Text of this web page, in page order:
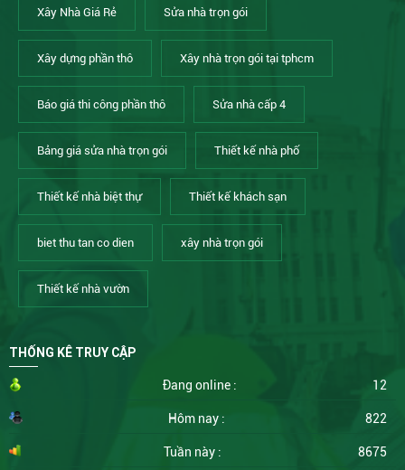
Xây Nhà Giá Rẻ Sửa nhà trọn gói
Xây dựng phần thô Xây nhà trọn gói tại tphcm
Báo giá thi công phần thô Sửa nhà cấp 4
Bảng giá sửa nhà trọn gói Thiết kế nhà phố
Thiết kế nhà biệt thự Thiết kế khách sạn
biet thu tan co dien xây nhà trọn gói
Thiết kế nhà vườn
THỐNG KÊ TRUY CẬP
Đang online : 12
Hôm nay : 822
Tuần này : 8675